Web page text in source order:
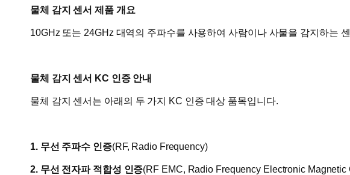
물체 감지 센서 제품 개요
10GHz 또는 24GHz 대역의 주파수를 사용하여 사람이나 사물을 감지하는
물체 감지 센서 KC 인증 안내
물체 감지 센서는 아래의 두 가지 KC 인증 대상 품목입니다.
1. 무선 주파수 인증(RF, Radio Frequency)
2. 무선 전자파 적합성 인증(RF EMC, Radio Frequency Electronic Magnetic